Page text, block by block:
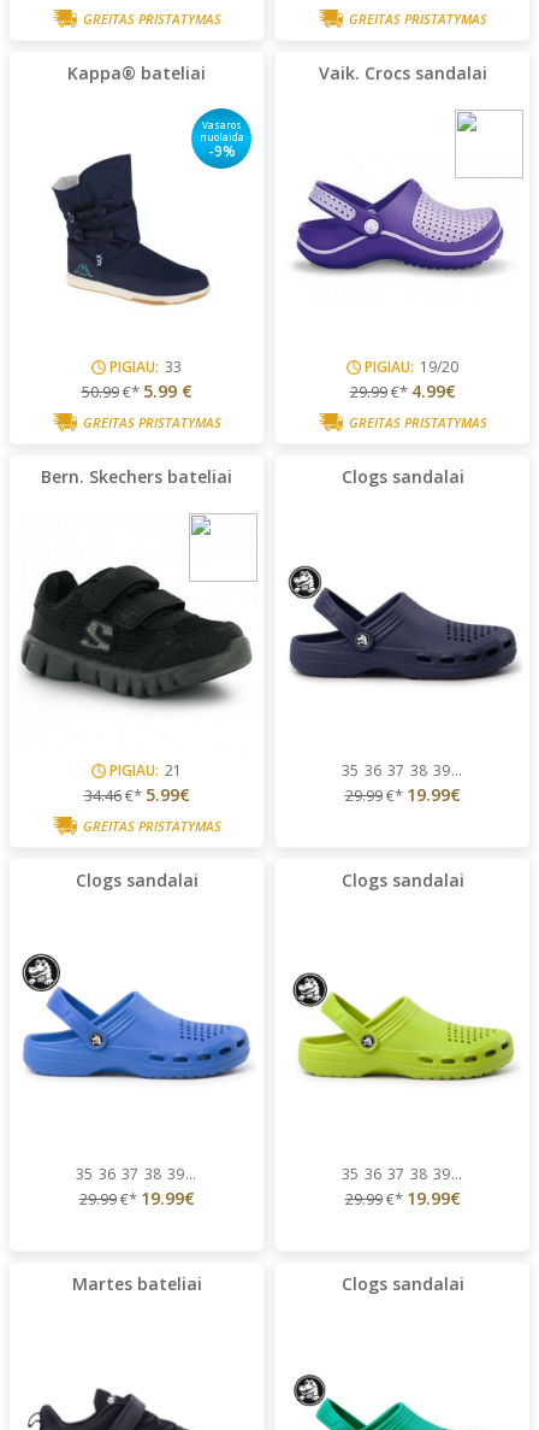
GREITAS PRISTATYMAS GREITAS PRISTATYMAS
Kappa® bateliai
Vasaros
nuolaida
-9%
PIGIAU: 33
50.99€* 5.99 €
GREITAS PRISTATYMAS
Vaik. Crocs sandalai
PIGIAU: 19/20
29.99€* 4.99€
GREITAS PRISTATYMAS
Bern. Skechers bateliai
PIGIAU: 21
34.46€* 5.99€
GREITAS PRISTATYMAS
Clogs sandalai
35 36 37 38 39...
29.99€* 19.99€
Clogs sandalai
35 36 37 38 39...
29.99€* 19.99€
Clogs sandalai
35 36 37 38 39...
29.99€* 19.99€
Martes bateliai Clogs sandalai